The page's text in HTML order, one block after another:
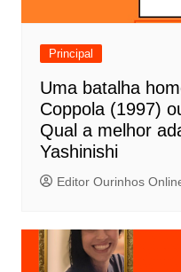
d
Principal
Uma batalha
Coppola (1997)
Qual a melhor
Yashinishi
Editor Ourinhos